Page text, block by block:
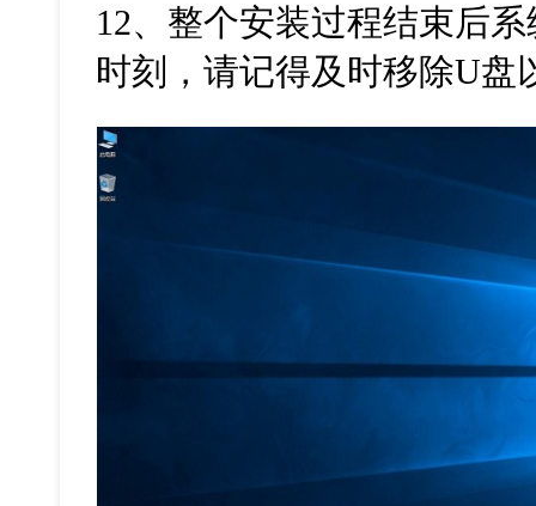
12、整个安装过程结束后
时刻，请记得及时移除U盘